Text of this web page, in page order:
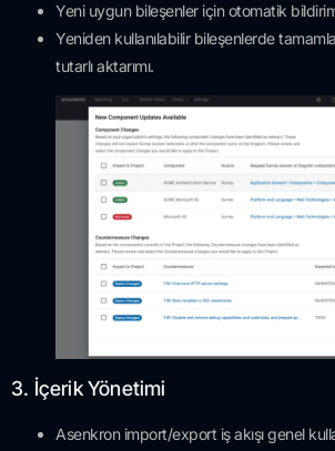
Yeni uygun bileşenler için otomatik
Yeniden kullanılabilir bileşenlerde
tutarlı aktarımı.
3. İçerik Yönetimi
Asenkron import/export iş akışı genel